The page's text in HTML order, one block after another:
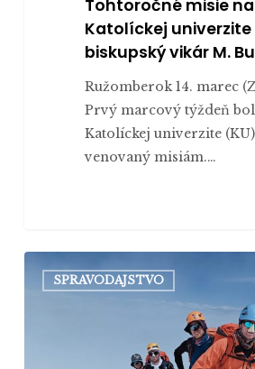
Tohtoročné misie na
Katolíckej
biskupský vikár M.
Ružomberok 14. marec
Prvý marcový týždeň
Katolíckej univerzite (KU)
venovaný misiám.…
Katolícki
kňaziSPRAVODAJSTVO